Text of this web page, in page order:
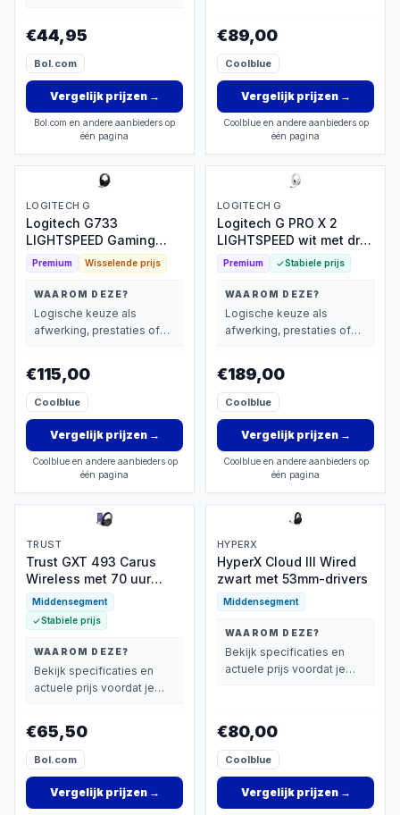
€44,95
Bol.com
Vergelijk prijzen→
Bol.com en andere aanbieders op
één pagina
€89,00
Coolblue
Vergelijk prijzen→
Coolblue en andere aanbieders op
één pagina
LOGITECH G
Logitech G733
LIGHTSPEED Gaming
Headset
Premium Wisselende prijs
WAAROM DEZE?
Logische keuze als
afwerking, prestaties of
€115,00
Coolblue
Vergelijk prijzen→
Coolblue en andere aanbieders op
één pagina
LOGITECH G
Logitech G PRO X 2
LIGHTSPEED wit met drie
verbindingen
Premium Stabiele prijs
WAAROM DEZE?
Logische keuze als
afwerking, prestaties of
€189,00
Coolblue
Vergelijk prijzen→
Coolblue en andere aanbieders op
één pagina
TRUST
Trust GXT 493 Carus
Wireless met 70 uur
accuduur
Middensegment
Stabiele prijs
WAAROM DEZE?
Bekijk specificaties en
actuele prijs voordat je
€65,50
Bol.com
Vergelijk prijzen→
HYPERX
HyperX Cloud III Wired
zwart met 53mm-drivers
Middensegment
WAAROM DEZE?
Bekijk specificaties en
actuele prijs voordat je
€80,00
Coolblue
Vergelijk prijzen→